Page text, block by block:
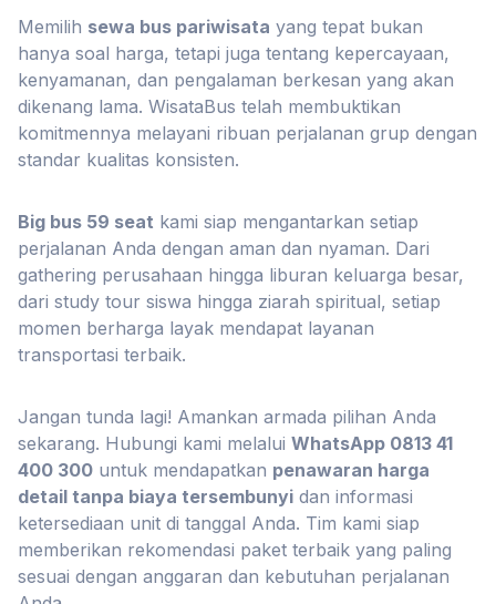
Memilih sewa bus pariwisata yang tepat bukan
hanya soal harga, tetapi juga tentang kepercayaan,
kenyamanan, dan pengalaman berkesan yang akan
dikenang lama. WisataBus telah membuktikan
komitmennya melayani ribuan perjalanan grup dengan
standar kualitas konsisten.
Big bus 59 seat kami siap mengantarkan setiap
perjalanan Anda dengan aman dan nyaman. Dari
gathering perusahaan hingga liburan keluarga besar,
dari study tour siswa hingga ziarah spiritual, setiap
momen berharga layak mendapat layanan
transportasi terbaik.
Jangan tunda lagi! Amankan armada pilihan Anda
sekarang. Hubungi kami melalui WhatsApp 0813 41
400 300 untuk mendapatkan penawaran harga
detail tanpa biaya tersembunyi dan informasi
ketersediaan unit di tanggal Anda. Tim kami siap
memberikan rekomendasi paket terbaik yang paling
sesuai dengan anggaran dan kebutuhan perjalanan